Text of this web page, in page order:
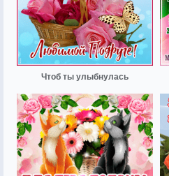
Чтоб ты улыбнулась